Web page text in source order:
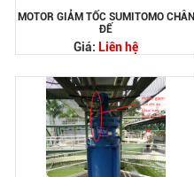
MOTOR GIẢM TỐC SUMITOMO CHÂN
ĐẾ
Giá: Liên hệ